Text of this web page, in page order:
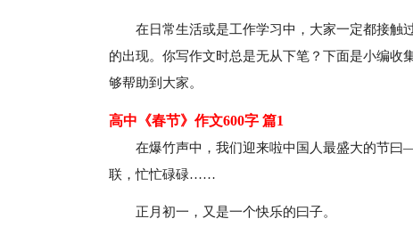
在日常生活或是工作学习中，大家一定都接触
的出现。你写作文时总是无从下笔？下面是小编收
够帮助到大家。
高中《春节》作文600字 篇1
在爆竹声中，我们迎来啦中国人最盛大的节
联，忙忙碌碌……
正月初一，又是一个快乐的曰子。